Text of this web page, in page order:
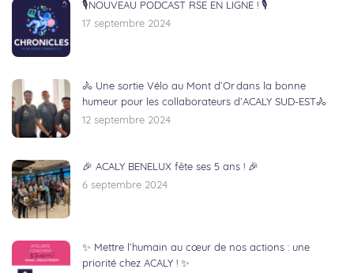
🎙NOUVEAU PODCAST RSE EN LIGNE ! 🎙
17 septembre 2024
🚴 Une sortie Vélo au Mont d’Or dans la bonne
humeur pour les collaborateurs d’ACALY SUD-EST🚴
12 septembre 2024
🎉 ACALY BENELUX fête ses 5 ans ! 🎉
6 septembre 2024
✨ Mettre l’humain au cœur de nos actions : une
priorité chez ACALY ! ✨